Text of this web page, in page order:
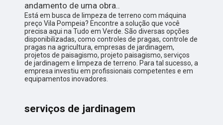
andamento de uma obra..
Está em busca de limpeza de terreno com máquina
preço Vila Pompeia? Encontre a solução que você
precisa aqui na Tudo em Verde. São diversas opções
disponibilizadas, como controles de pragas, controle de
pragas na agricultura, empresas de jardinagem,
projetos de paisagismo, projeto paisagismo, serviços
de jardinagem e limpeza de terreno. Para tal sucesso, a
empresa investiu em profissionais competentes e em
equipamentos inovadores.
serviços de jardinagem